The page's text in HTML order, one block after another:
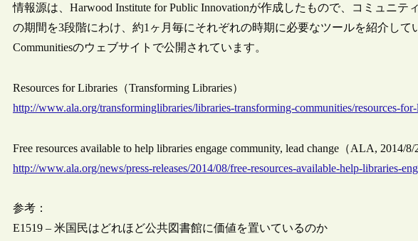
情報源は、Harwood Institute for Public Innovationが作成したもので、コミュニ
の期間を3段階にわけ、約1ヶ月毎にそれぞれの時期に必要なツールを紹介して
Communitiesのウェブサイトで公開されています。
Resources for Libraries（Transforming Libraries）
http://www.ala.org/transforminglibraries/libraries-transforming-communities/resources-
Free resources available to help libraries engage community, lead change（ALA, 2014/8/
http://www.ala.org/news/press-releases/2014/08/free-resources-available-help-libraries-
参考：
E1519 – 米国民はどれほど公共図書館に価値を置いているのか